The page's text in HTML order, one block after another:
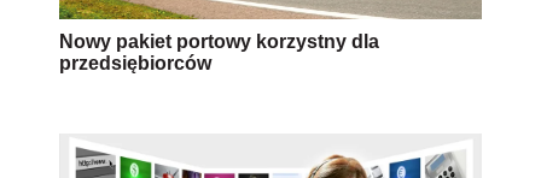
Nowy pakiet portowy korzystny dla
przedsiębiorców